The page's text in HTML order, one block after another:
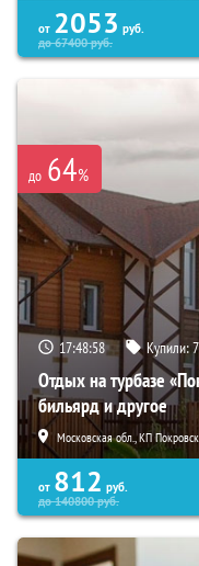
от 2053 руб.
до67400руб.
до 64%
17:48:57 Купили:7
Отдых на турбазе
бильярд и другое
Московская обл., КП
от 812 руб.
до140800руб.